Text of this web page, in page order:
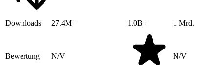
Downloads 27.4M+ 1.0B+ 1 Mrd.
Bewertung N/V N/V